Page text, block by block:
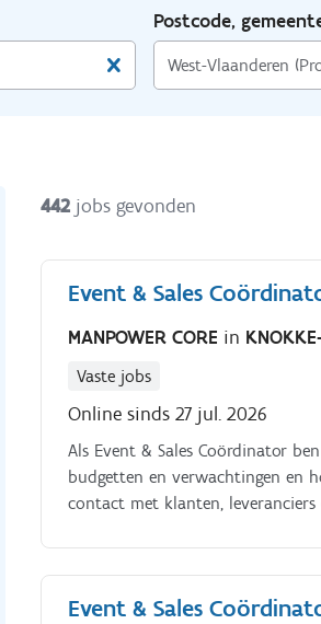
Postcode,
442 jobs gevonden
Event & Sales
MANPOWER CORE in
Vaste jobs
Online sinds 27 jul. 2026
Als Event & Sales Coördinator
budgetten en verwachtingen en
contact met klanten,
terug om actief te prospecteren
salesstrategie als Event & Sales
facturen en planning
Event & Sales